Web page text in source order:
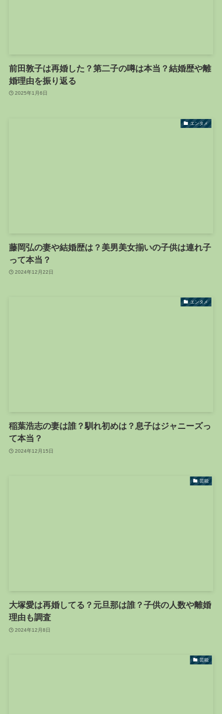
前田敦子は再婚した？第二子の噂は本当？結婚歴や離
婚理由を振り返る
2025年1月6日
エンタメ
藤岡弘の妻や結婚歴は？美男美女揃いの子供は連れ子
って本当？
2024年12月22日
エンタメ
稲葉浩志の妻は誰？馴れ初めは？息子はジャニーズっ
て本当？
2024年12月15日
芸能
大塚愛は再婚してる？元旦那は誰？子供の人数や離婚
理由も調査
2024年12月8日
芸能